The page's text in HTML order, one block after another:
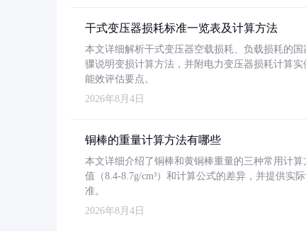
干式变压器损耗标准一览表及计算方法
本文详细解析干式变压器空载损耗、负载损耗的
骤说明变损计算方法，并附电力变压器损耗计算
能效评估要点。
2026年8月4日
铜棒的重量计算方法有哪些
本文详细介绍了铜棒和黄铜棒重量的三种常用计
值（8.4-8.7g/cm³）和计算公式的差异，并提供实
准。
2026年8月4日